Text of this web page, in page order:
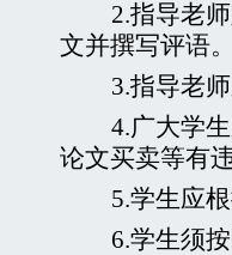
2.指导老
文并撰写评语。
3.指导老
4.广大学
论文买卖等有
5.学生应
6.学生须